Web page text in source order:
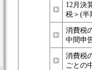
12月決
税＞(半
消費税
中間申
消費税
ごとの